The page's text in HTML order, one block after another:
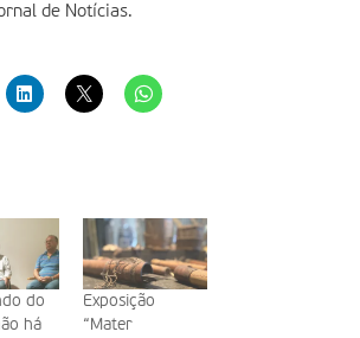
de Notícias.
do
há
Exposição
“Mater